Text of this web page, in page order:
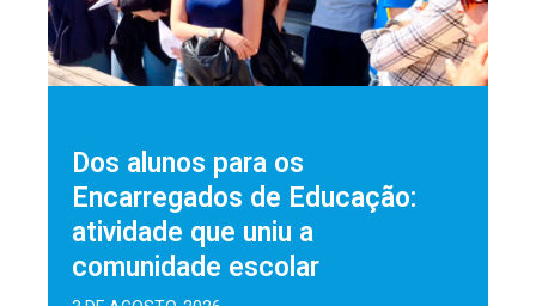
Dos alunos para os
Encarregados de Educação:
atividade que uniu a
comunidade escolar